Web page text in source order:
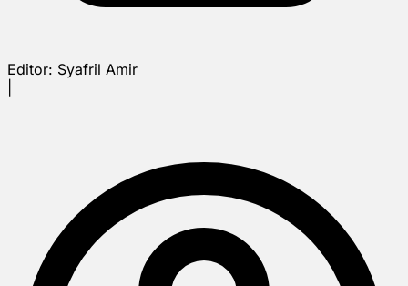
Editor: Syafril Amir